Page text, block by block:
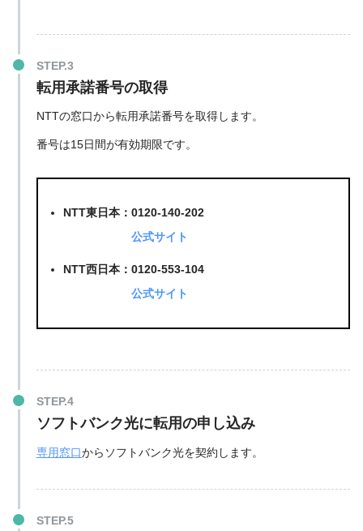
転用承諾番号の取得
NTTの窓口から転用承諾番号を取得します。
番号は15日間が有効期限です。
NTT東日本：0120-140-202
公式サイト
NTT西日本：0120-553-104
公式サイト
ソフトバンク光に転用の申し込み
専用窓口からソフトバンク光を契約します。